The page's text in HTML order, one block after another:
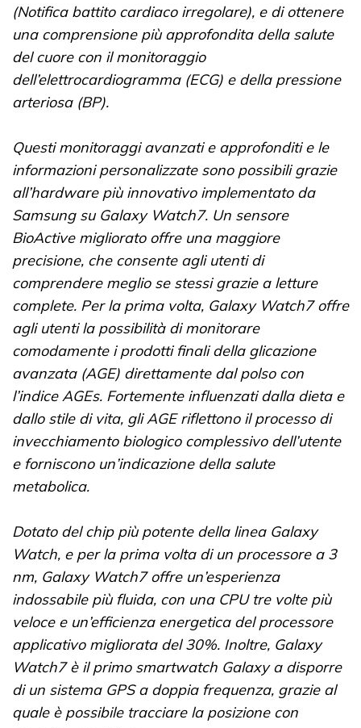
(Notifica battito cardiaco irregolare), e di ottenere
una comprensione più approfondita della salute
del cuore con il monitoraggio
dell’elettrocardiogramma (ECG) e della pressione
arteriosa (BP).
Questi monitoraggi avanzati e approfonditi e le
informazioni personalizzate sono possibili grazie
all’hardware più innovativo implementato da
Samsung su Galaxy Watch7. Un sensore
BioActive migliorato offre una maggiore
precisione, che consente agli utenti di
comprendere meglio se stessi grazie a letture
complete. Per la prima volta, Galaxy Watch7 offre
agli utenti la possibilità di monitorare
comodamente i prodotti finali della glicazione
avanzata (AGE) direttamente dal polso con
l’indice AGEs. Fortemente influenzati dalla dieta e
dallo stile di vita, gli AGE riflettono il processo di
invecchiamento biologico complessivo dell’utente
e forniscono un’indicazione della salute
metabolica.
Dotato del chip più potente della linea Galaxy
Watch, e per la prima volta di un processore a 3
nm, Galaxy Watch7 offre un’esperienza
indossabile più fluida, con una CPU tre volte più
veloce e un’efficienza energetica del processore
applicativo migliorata del 30%. Inoltre, Galaxy
Watch7 è il primo smartwatch Galaxy a disporre
di un sistema GPS a doppia frequenza, grazie al
quale è possibile tracciare la posizione con